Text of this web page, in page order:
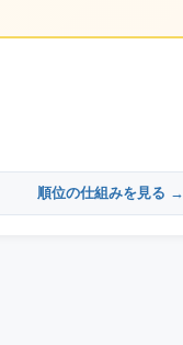
順位の仕組みを見る →